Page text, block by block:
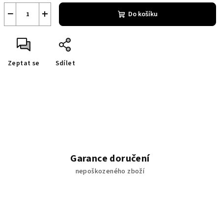
+
− Do košíku
Zeptat se Sdílet
Garance doručení
nepoškozeného zboží